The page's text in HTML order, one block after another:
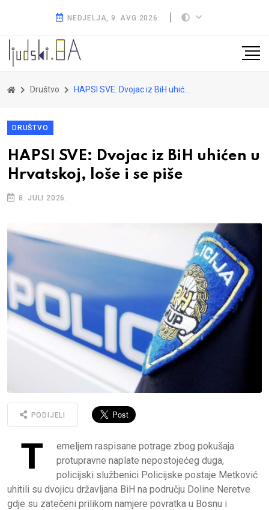
NEDJELJA, 9. AVG 2026.
Društvo HAPSI SVE: Dvojac iz BiH uhićen u Hrvatskoj, loše i se piše
DRUŠTVO
HAPSI SVE: Dvojac iz BiH uhićen u
Hrvatskoj, loše i se piše
8. JULI 2026.
PODIJELI
T
emeljem raspisane potrage zbog pokušaja
protupravne naplate nepostojećeg duga,
policijski službenici Policijske postaje Metković
uhitili su dvojicu državljana BiH na području Doline Neretve
gdje su zatečeni prilikom namjere povratka u Bosnu i